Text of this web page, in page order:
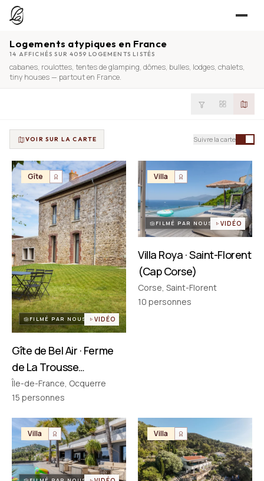
JE CHERCHE
TROUVER UN LIEU
Séjours, tournages, événements — l’annuaire
PROPOSER MON LIEU
Annuaire + reportage photo-vidéo, 0 % commission
Déjà référencé ?Espace pro
Offre conciergeries
Offre agences immobilières
EXPLORER
JOURNAL
Lieux, idées et art de vivre
OUTILS GRATUITS
Simulateurs & scrapers — aucun compte
PARTENAIRES
Réseau choisi un par un
UNE QUESTION ?
Logements atypiques en France
14 AFFICHÉS SUR 4059 LOGEMENTS LISTÉS
cabanes, roulottes, tentes de glamping, dômes, bulles, lodges, chalets,
tiny houses— partout en France.
VOIR SUR LA CARTE Suivre la carte
Gîte
FILMÉ PAR NOUS VIDÉO
Gîte de Bel Air · Ferme
de La Trousse
(Ocquerre)
Île-de-France, Ocquerre
15 personnes
Villa
FILMÉ PAR NOUS VIDÉO
Villa Roya · Saint-Florent
(Cap Corse)
Corse, Saint-Florent
10 personnes
Villa Villa